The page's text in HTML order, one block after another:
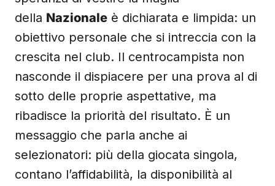
della Nazionale è dichiarata e limpida: un
obiettivo personale che si intreccia con la
crescita nel club. Il centrocampista non
nasconde il dispiacere per una prova al di
sotto delle proprie aspettative, ma
ribadisce la priorità del risultato. È un
messaggio che parla anche ai
selezionatori: più della giocata singola,
contano l’affidabilità, la disponibilità al